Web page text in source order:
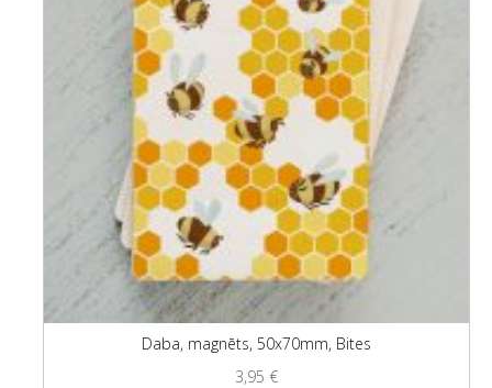
Daba, magnēts, 50x70mm, Bites
3,95 €